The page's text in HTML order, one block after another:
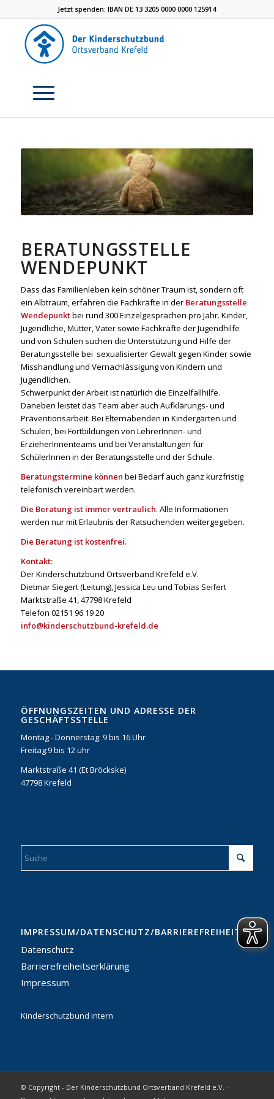
Jetzt spenden: IBAN DE 13 3205 0000 0000 125914
BERATUNGSSTELLE
WENDEPUNKT
Dass das Familienleben kein schöner Traum ist, sondern oft
ein Albtraum, erfahren die Fachkräfte in der Beratungsstelle
Wendepunktbei rund 300 Einzelgesprächen pro Jahr. Kinder,
Jugendliche, Mütter, Väter sowie Fachkräfte der Jugendhilfe
und von Schulen suchen die Unterstützung und Hilfe der
Beratungsstelle bei sexualisierter Gewalt gegen Kinder sowie
Misshandlung und Vernachlässigung von Kindern und
Jugendlichen.
Schwerpunkt der Arbeit ist natürlich die Einzelfallhilfe.
Daneben leistet das Team aber auch Aufklärungs- und
Präventionsarbeit: Bei Elternabenden in Kindergärten und
Schulen, bei Fortbildungen von LehrerInnen- und
ErzieherInnenteams und bei Veranstaltungen für
SchülerInnen in der Beratungsstelle und der Schule.
Beratungstermine können bei Bedarf auch ganz kurzfristig
telefonisch vereinbart werden.
Die Beratung ist immer vertraulich. Alle Informationen
werden nur mit Erlaubnis der Ratsuchenden weitergegeben.
Die Beratung ist kostenfrei.
Kontakt:
Der Kinderschutzbund Ortsverband Krefeld e.V.
Dietmar Siegert (Leitung), Jessica Leu und Tobias Seifert
Marktstraße 41, 47798 Krefeld
Telefon 02151 96 19 20
info@kinderschutzbund-krefeld.de
ÖFFNUNGSZEITEN UND ADRESSE DER
GESCHÄFTSSTELLE
Montag - Donnerstag: 9 bis 16 Uhr
Freitag:9 bis 12 uhr
Marktstraße 41 (Et Bröckske)
47798 Krefeld
IMPRESSUM/DATENSCHUTZ/
Datenschutz
Barrierefreiheitserklärung
Impressum
Kinderschutzbund intern
© Copyright - Der Kinderschutzbund Ortsverband Krefeld e.V. ·